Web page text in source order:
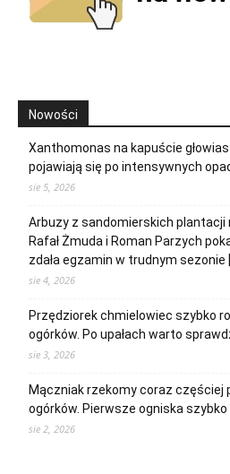
Nowości
Xanthomonas na kapuście
pojawiają się po intensywnych
sie 5, 2026
Arbuzy z sandomierskich plantacji
Rafał Żmuda i Roman Parzych
zdała egzamin w trudnym sezonie
sie 4, 2026
Przędziorek chmielowiec szybko
ogórków. Po upałach warto
sie 3, 2026
Mączniak rzekomy coraz częściej
ogórków. Pierwsze ogniska
sie 2, 2026